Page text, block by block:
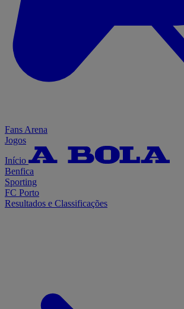
Fans Arena
Jogos
Início
Benfica
Sporting
FC Porto
Resultados e Classificações